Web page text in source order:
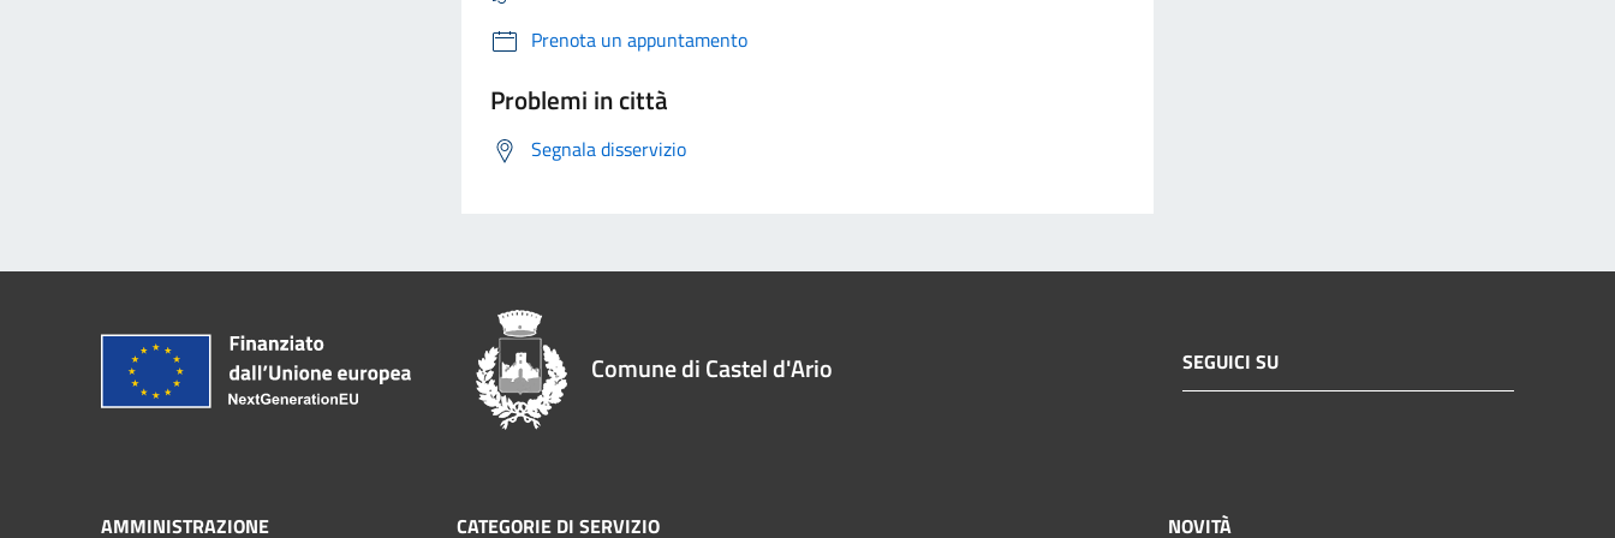
Prenota un appuntamento
Problemi in città
Segnala disservizio
Comune di Castel d'Ario SEGUICI SU
AMMINISTRAZIONE CATEGORIE DI SERVIZIO NOVITÀ